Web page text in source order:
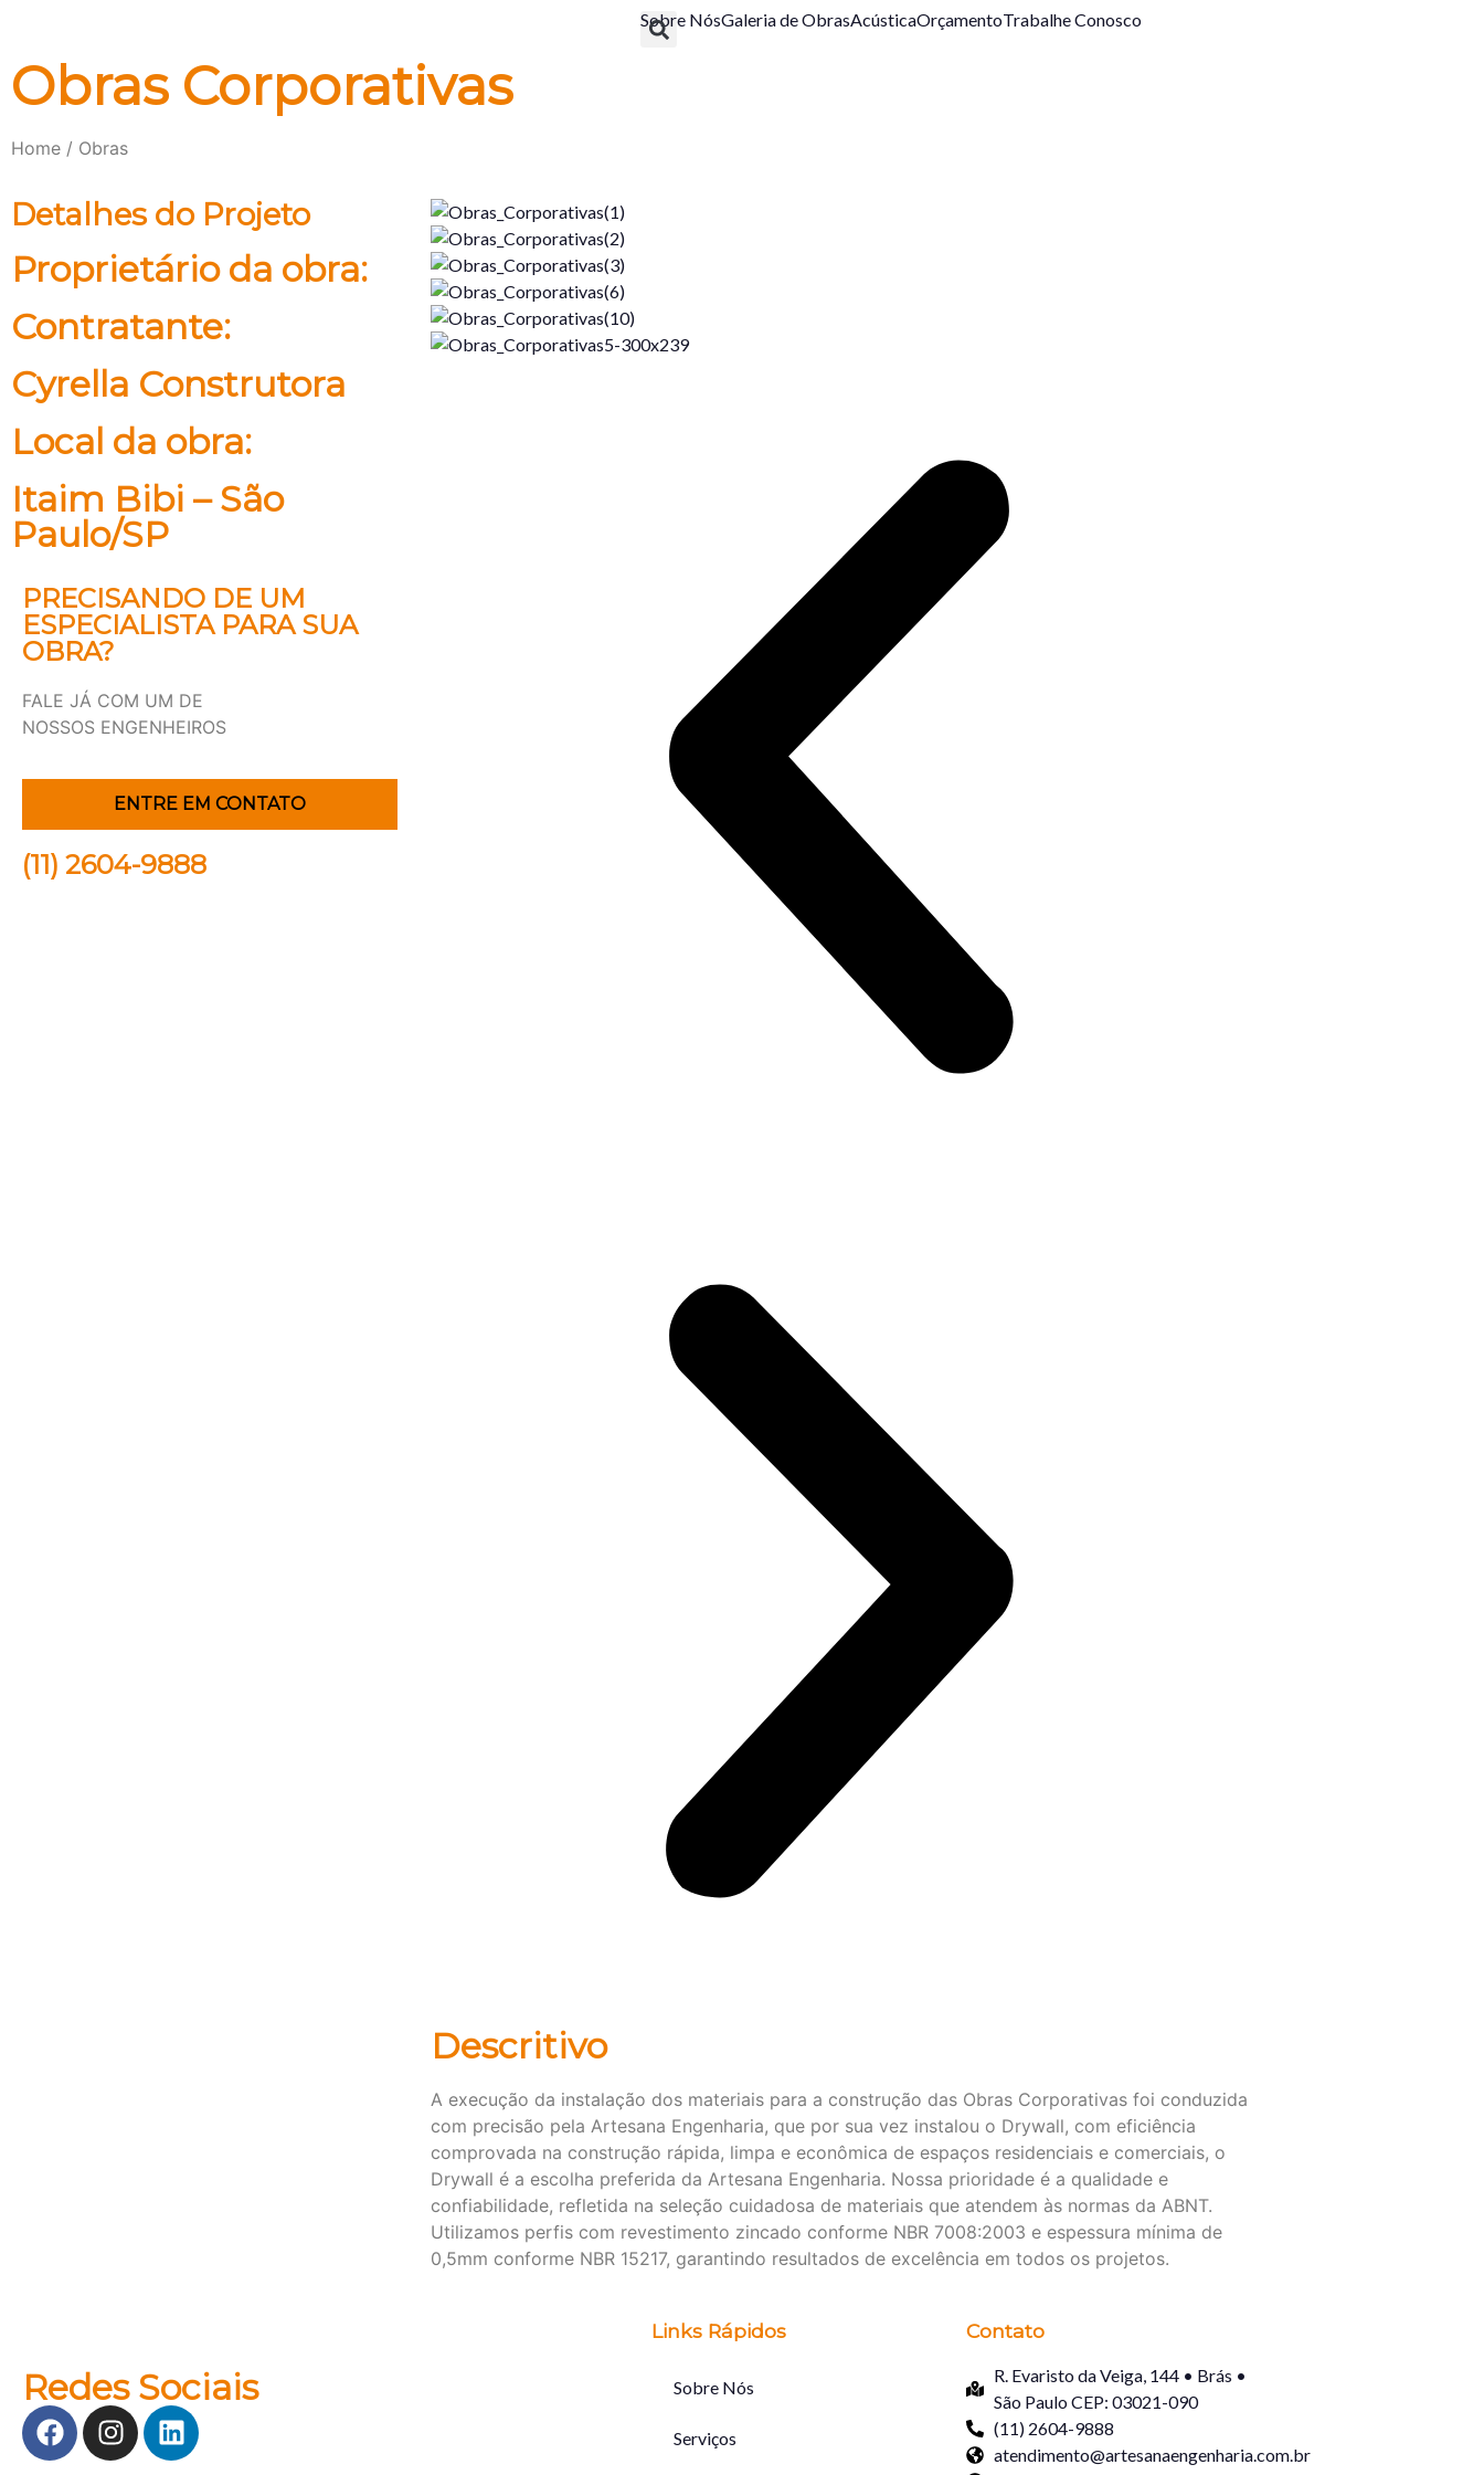
Sobre NósGaleria de ObrasAcústicaOrçamentoTrabalhe Conosco
Obras Corporativas
Home / Obras
Detalhes do Projeto
Proprietário da obra:
Contratante:
Cyrella Construtora
Local da obra:
Itaim Bibi – São
Paulo/SP
PRECISANDO DE UM
ESPECIALISTA PARA SUA
OBRA?
FALE JÁ COM UM DE
NOSSOS ENGENHEIROS
ENTRE EM CONTATO
(11) 2604-9888
Descritivo
A execução da instalação dos materiais para a construção das Obras Corporativas foi conduzida
com precisão pela Artesana Engenharia, que por sua vez instalou o Drywall, com eficiência
comprovada na construção rápida, limpa e econômica de espaços residenciais e comerciais, o
Drywall é a escolha preferida da Artesana Engenharia. Nossa prioridade é a qualidade e
confiabilidade, refletida na seleção cuidadosa de materiais que atendem às normas da ABNT.
Utilizamos perfis com revestimento zincado conforme NBR 7008:2003 e espessura mínima de
0,5mm conforme NBR 15217, garantindo resultados de excelência em todos os projetos.
Redes Sociais
Links Rápidos
Sobre Nós
Serviços
Contato
R. Evaristo da Veiga, 144 • Brás •
São Paulo CEP: 03021-090
(11) 2604-9888
atendimento@artesanaengenharia.com.br